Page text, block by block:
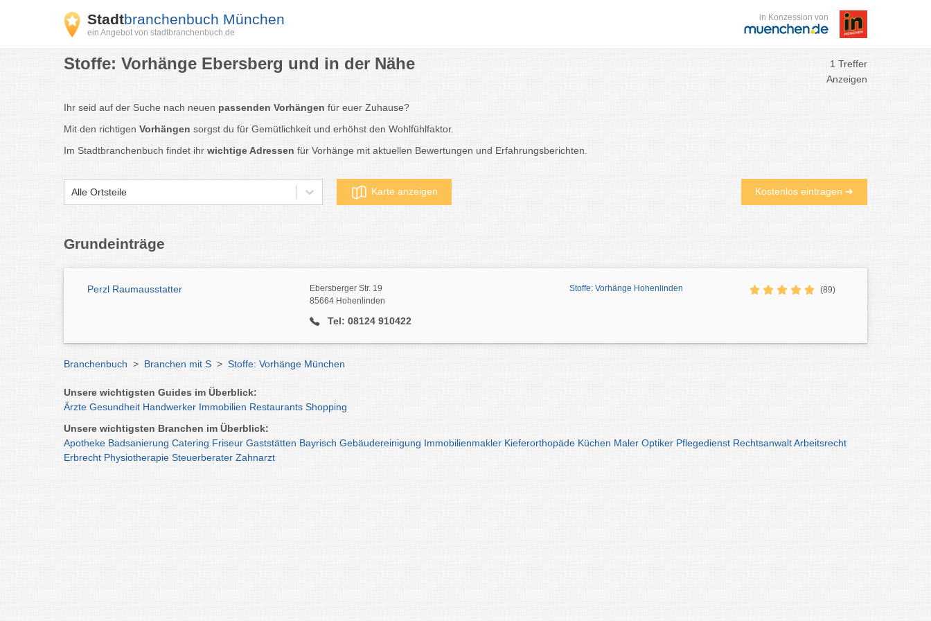
Stadtbranchenbuch München
ein Angebot von stadtbranchenbuch.de
in Konzession von
Stoffe: Vorhänge Ebersberg und in der Nähe
1 Treffer
Anzeigen
Ihr seid auf der Suche nach neuen passenden Vorhängen für euer Zuhause?
Mit den richtigen Vorhängen sorgst du für Gemütlichkeit und erhöhst den Wohlfühlfaktor.
Im Stadtbranchenbuch findet ihr wichtige Adressen für Vorhänge mit aktuellen Bewertungen und Erfahrungsberichten.
Alle Ortsteile Karte anzeigen Kostenlos eintragen ➜
Grundeinträge
Perzl Raumausstatter
Ebersberger Str. 19
85664 Hohenlinden
Tel: 08124 910422
Stoffe: Vorhänge Hohenlinden (89)
Branchenbuch > Branchen mit S > Stoffe: Vorhänge München
Unsere wichtigsten Guides im Überblick:
Ärzte Gesundheit Handwerker Immobilien Restaurants Shopping
Unsere wichtigsten Branchen im Überblick:
Apotheke Badsanierung Catering Friseur Gaststätten Bayrisch Gebäudereinigung Immobilienmakler Kieferorthopäde Küchen Maler Optiker Pflegedienst RechtsanwaltArbeitsrecht
Erbrecht Physiotherapie Steuerberater Zahnarzt